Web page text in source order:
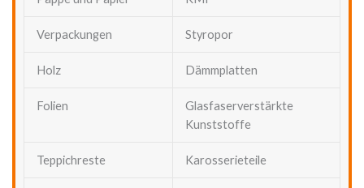
Verpackungen Styropor
Holz Dämmplatten
Folien
Glasfaserverstärkte
Kunststoffe
Teppichreste Karosserieteile